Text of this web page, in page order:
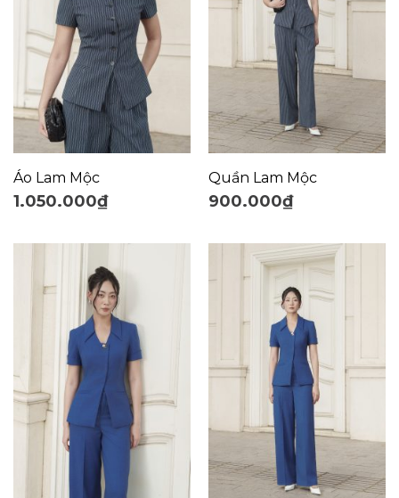
Áo Lam Mộc
1.050.000₫
Quần Lam Mộc
900.000₫